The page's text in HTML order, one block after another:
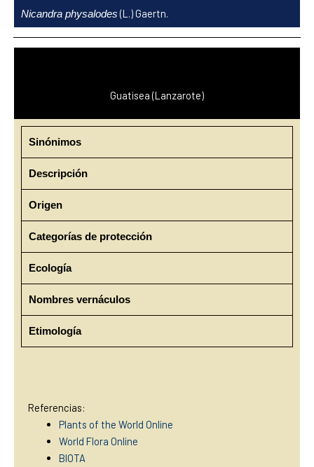
contenido
Nicandra physalodes (L.) Gaertn.
Guatisea (Lanzarote)
Sinónimos
Descripción
Origen
Categorías de protección
Ecología
Nombres vernáculos
Etimología
Referencias:
Plants of the World Online
World Flora Online
BIOTA